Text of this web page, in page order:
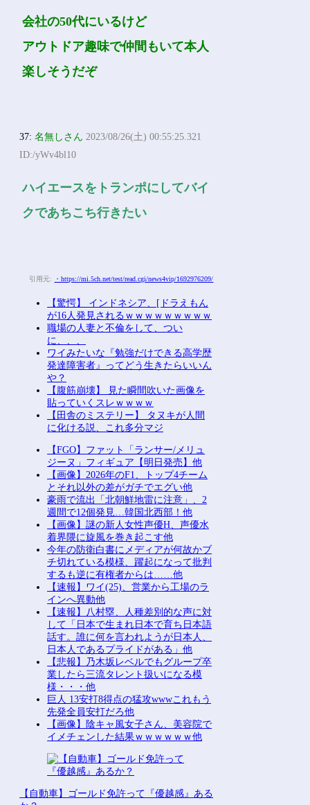
会社の50代にいるけど
アウトドア趣味で仲間もいて本人
楽しそうだぞ
37:名無しさん 2023/08/26(土) 00:55:25.321
ID:/yWv4bl10
ハイエースをトランポにしてバイ
クであちこち行きたい
引用元: ・https://mi.5ch.net/test/read.cgi/news4vip/1692976209/
【驚愕】 インドネシア、[ドラえもん
が16人発見されるｗｗｗｗｗｗｗｗｗ
職場の人妻と不倫をして、つい
に、、、
ワイみたいな『勉強だけできる高学歴
発達障害者』ってどう生きたらいいん
や？
【腹筋崩壊】 見た瞬間吹いた画像を
貼っていくスレｗｗｗｗ
【田舎のミステリー】 タヌキが人間
に化ける説、これ多分マジ
【FGO】ファット「ランサー/メリュ
ジーヌ」フィギュア【明日発売】他
【画像】2026年のF1、トップ4チーム
とそれ以外の差がガチでエグい他
豪雨で流出「北朝鮮地雷に注意」、2
週間で12個発見…韓国北西部！他
【画像】謎の新人女性声優H、声優水
着界隈に旋風を巻き起こす他
今年の防衛白書にメディアが何故かブ
チ切れている模様、躍起になって批判
するも逆に有権者からは……他
【速報】ワイ(25)、営業から工場のラ
インへ異動他
【速報】八村塁、人種差別的な声に対
して「日本で生まれ日本で育ち日本語
話す。誰に何を言われようが日本人、
日本人であるプライドがある」他
【悲報】乃木坂レベルでもグループ卒
業したら三流タレント扱いになる模
様・・・他
巨人 13安打8得点の猛攻wwwこれもう
先発全員安打だろ他
【画像】陰キャ風女子さん、美容院で
イメチェンした結果ｗｗｗｗｗｗ他
【自動車】ゴールド免許って『優越感』ある